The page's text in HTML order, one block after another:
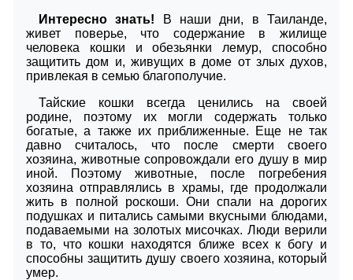
Интересно знать! В наши дни, в Таиланде,
живет поверье, что содержание в жилище
человека кошки и обезьянки лемур, способно
защитить дом и, живущих в доме от злых духов,
привлекая в семью благополучие.
Тайские кошки всегда ценились на своей
родине, поэтому их могли содержать только
богатые, а также их приближенные. Еще не так
давно считалось, что после смерти своего
хозяина, животные сопровождали его душу в мир
иной. Поэтому животные, после погребения
хозяина отправлялись в храмы, где продолжали
жить в полной роскоши. Они спали на дорогих
подушках и питались самыми вкусными блюдами,
подаваемыми на золотых мисочках. Люди верили
в то, что кошки находятся ближе всех к богу и
способны защитить душу своего хозяина, который
умер.